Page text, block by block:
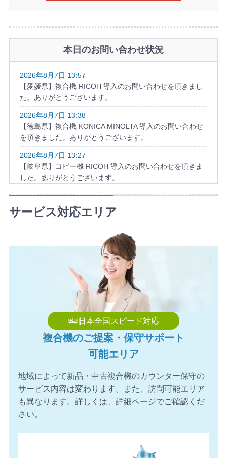
本日のお問い合わせ状況
2026年8月7日 13:57
【愛媛県】複合機 RICOH 導入のお問い合わせを頂きまし
た。ありがとうございます。
2026年8月7日 13:38
【徳島県】複合機 KONICA MINOLTA 導入のお問い合わせ
を頂きました。ありがとうございます。
2026年8月7日 13:27
【岐阜県】コピー機 RICOH 導入のお問い合わせを頂きま
した。ありがとうございます。
2026年8月7日 12:59
【東京都】コピー機 Canon 導入のお問い合わせを頂きま
した。ありがとうございます。
【神奈川県】複合機 RICOH 導入のお問い合わせを頂きま
した。ありがとうございます。
2026年8月7日 11:57
【神奈川県】コピー機 RICOH 導入のお問い合わせを頂き
ました。ありがとうございます。
2026年8月7日 11:48
【福岡県】コピー機 KONICA MINOLTA 導入のお問い合わ
せを頂きました。ありがとうございます。
した。ありがとうございます。
2026年8月7日 10:59
【大阪府】コピー機 RICOH 導入のお問い合わせを頂きま
した。ありがとうございます。
2026年8月7日 10:35
【静岡県】複合機 FUJIFILM 導入のお問い合わせを頂きま
サービス対応エリア
日本全国スピード対応
複合機のご提案・保守サポート
可能エリア
地域によって新品・中古複合機のカウンター保守の
サービス内容は変わります。また、訪問可能エリア
も異なります。詳しくは、詳細ページでご確認くだ
さい。